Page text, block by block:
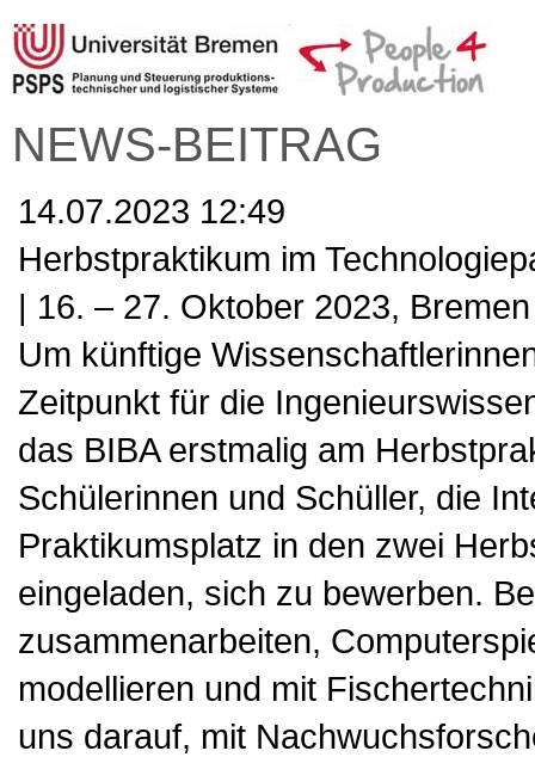
NEWS-BEITRAG
14.07.2023 12:49
Herbstpraktikum im
| 16. – 27. Oktober 2023, Bremen
Um künftige
Zeitpunkt für die
das BIBA erstmalig am
Schülerinnen und Schüller, die
Praktikumsplatz in den zwei
eingeladen, sich zu bewerben.
zusammenarbeiten,
modellieren und mit
uns darauf, mit